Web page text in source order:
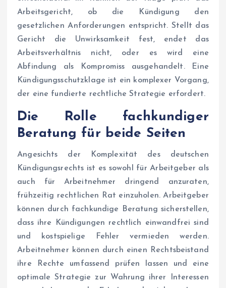
Arbeitsgericht, ob die Kündigung den
gesetzlichen Anforderungen entspricht. Stellt das
Gericht die Unwirksamkeit fest, endet das
Arbeitsverhältnis nicht, oder es wird eine
Abfindung als Kompromiss ausgehandelt. Eine
Kündigungsschutzklage ist ein komplexer Vorgang,
der eine fundierte rechtliche Strategie erfordert.
Die Rolle fachkundiger
Beratung für beide Seiten
Angesichts der Komplexität des deutschen
Kündigungsrechts ist es sowohl für Arbeitgeber als
auch für Arbeitnehmer dringend anzuraten,
frühzeitig rechtlichen Rat einzuholen. Arbeitgeber
können durch fachkundige Beratung sicherstellen,
dass ihre Kündigungen rechtlich einwandfrei sind
und kostspielige Fehler vermieden werden.
Arbeitnehmer können durch einen Rechtsbeistand
ihre Rechte umfassend prüfen lassen und eine
optimale Strategie zur Wahrung ihrer Interessen